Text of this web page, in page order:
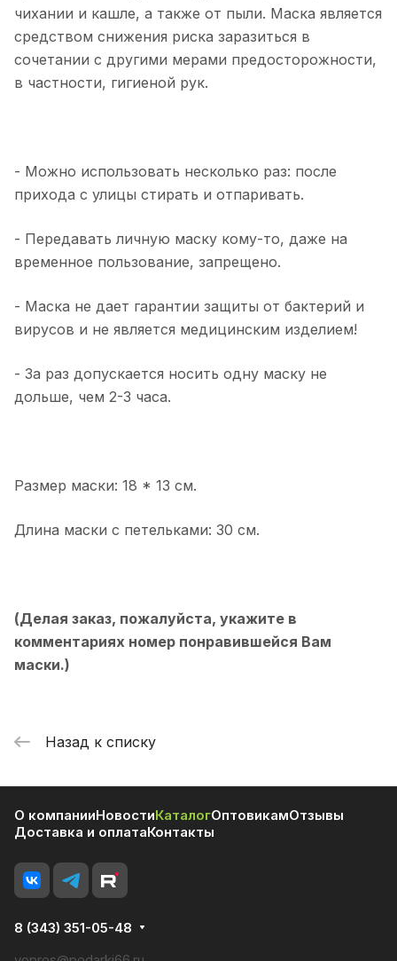
чихании и кашле, а также от пыли. Маска является
средством снижения риска заразиться в
сочетании с другими мерами предосторожности,
в частности, гигиеной рук.
- Можно использовать несколько раз: после
прихода с улицы стирать и отпаривать.
- Передавать личную маску кому-то, даже на
временное пользование, запрещено.
- Маска не дает гарантии защиты от бактерий и
вирусов и не является медицинским изделием!
- За раз допускается носить одну маску не
дольше, чем 2-3 часа.
Размер маски: 18 * 13 см.
Длина маски с петельками: 30 см.
(Делая заказ, пожалуйста, укажите в
комментариях номер понравившейся Вам
маски.)
Назад к списку
О компанииНовостиКаталогОптовикамОтзывы
Доставка и оплатаКонтакты
8 (343) 351-05-48